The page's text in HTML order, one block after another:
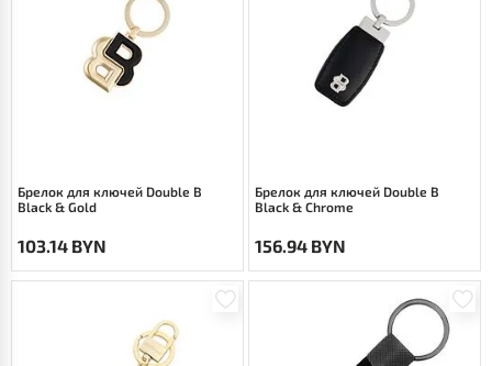
Брелок для ключей Double B
Black & Gold
103.14 BYN
Брелок для ключей Double B
Black & Chrome
156.94 BYN